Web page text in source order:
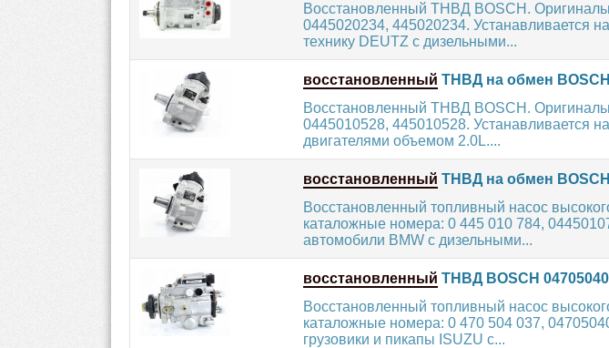
Восстановленный ТНВД BOSCH.
0445020234, 445020234. Устанавливается
технику DEUTZ с дизельными...
восстановленный ТНВД на обмен
Восстановленный ТНВД BOSCH.
0445010528, 445010528. Устанавливается
двигателями объемом 2.0L....
восстановленный ТНВД на обмен BOSCH
Восстановленный топливный насос
каталожные номера: 0 445 010 784,
автомобили BMW с дизельными...
восстановленный ТНВД BOSCH
Восстановленный топливный насос
каталожные номера: 0 470 504 037,
грузовики и пикапы ISUZU с...